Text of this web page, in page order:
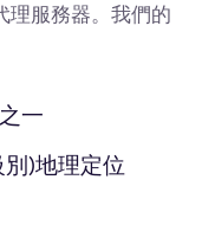
理服務器。我們的
一
)地理定位